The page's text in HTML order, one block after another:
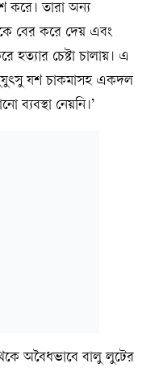
করে। তারা অন্য
বের করে দেয় এবং
হত্যার চেষ্টা চালায়। এ
যশ চাকমাসহ একদল
ব্যবস্থা নেয়নি।’
অবৈধভাবে বালু লুটের